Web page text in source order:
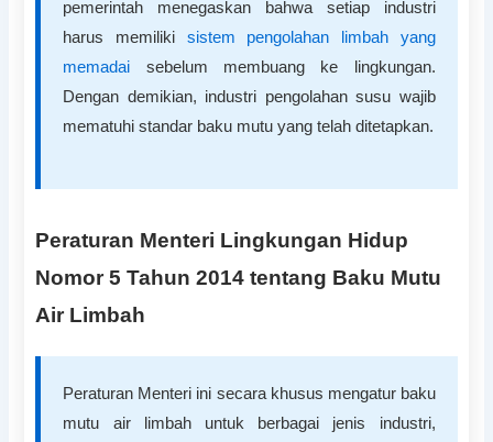
pemerintah menegaskan bahwa setiap industri
harus memiliki sistem pengolahan limbah yang
memadai sebelum membuang ke lingkungan.
Dengan demikian, industri pengolahan susu wajib
mematuhi standar baku mutu yang telah ditetapkan.
Peraturan Menteri Lingkungan Hidup
Nomor 5 Tahun 2014 tentang Baku Mutu
Air Limbah
Peraturan Menteri ini secara khusus mengatur baku
mutu air limbah untuk berbagai jenis industri,